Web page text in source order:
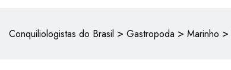
Conquiliologistas do Brasil > Gastropoda > Marinho >